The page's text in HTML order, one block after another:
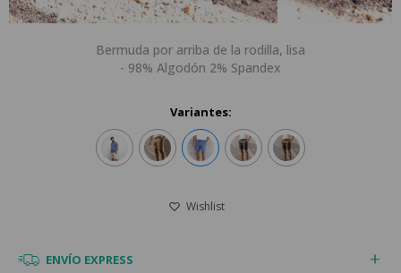
Bermuda por arriba de la rodilla, lisa
- 98% Algodón 2% Spandex
Variantes:
ENVÍO EXPRESS